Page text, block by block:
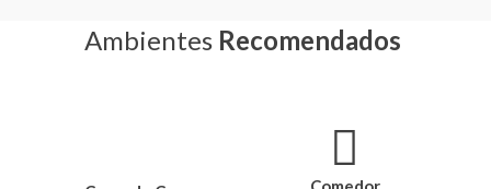
Ambientes Recomendados